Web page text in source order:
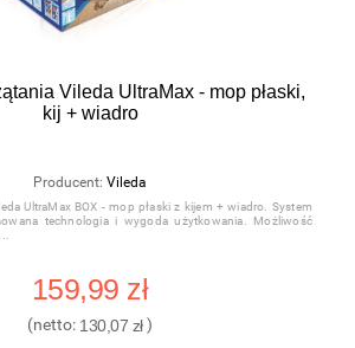
Vileda UltraMax - mop płaski,
kij + wiadro
Producent: Vileda
UltraMax BOX - mop płaski z kijem + wiadro. System
technologia i wygoda użytkowania. Możliwość
159,99 zł
(netto: 130,07 zł)